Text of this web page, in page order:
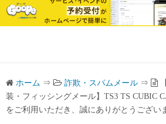
ホーム ⇒ 詐欺・スパムメール ⇒
装・フィッシングメール】TS3 TS CUBIC
をご利用いただき、誠にありがとうござい